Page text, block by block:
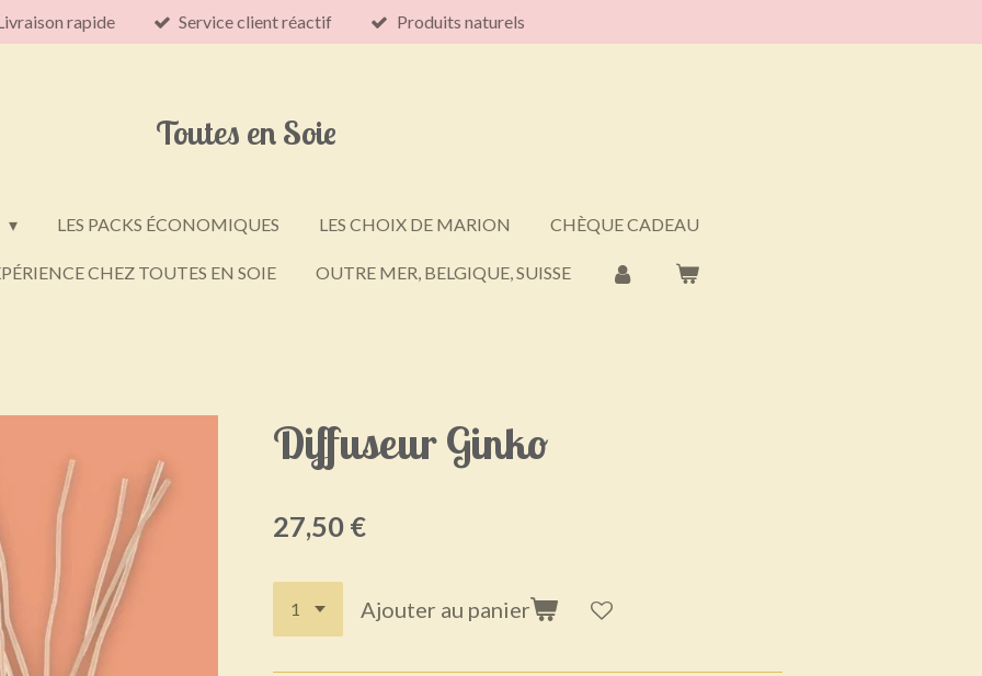
rapide Service client réactif Produits naturels
Toutes en Soie
LES PACKS ÉCONOMIQUES LES CHOIX DE MARION CHÈQUE CADEAU
CHEZ TOUTES EN SOIE OUTRE MER, BELGIQUE, SUISSE
Diffuseur Ginko
27,50 €
Ajouter au panier